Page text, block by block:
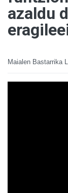
azaldu
Maialen Bastarrika